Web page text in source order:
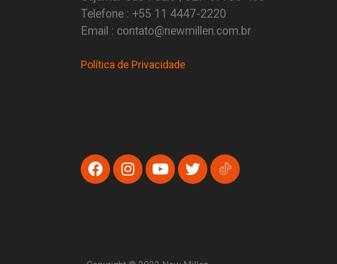
Telefone : +55 11 4447-2220
Email : contato@newmillen.com.br
Política de Privacidade